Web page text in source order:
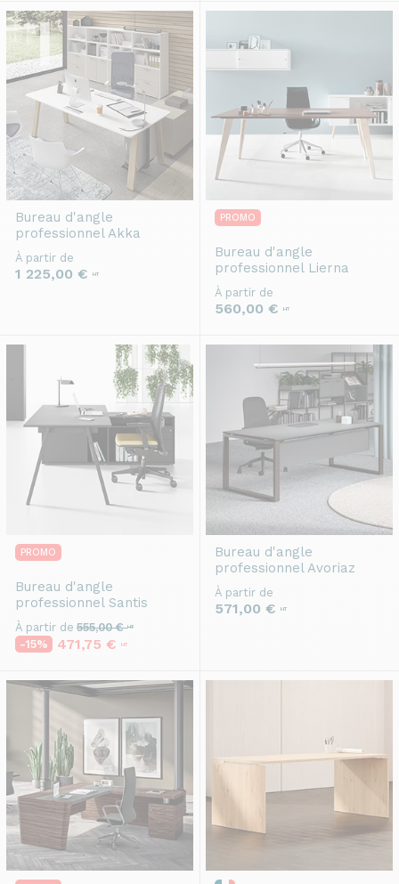
Bureau d'angle
professionnelAkka
À partir de
1 225,00 € HT
PROMO
Bureau d'angle
professionnel Lierna
À partir de
560,00 € HT
PROMO
Bureau d'angle
professionnel Santis
À partir de 555,00 €HT
-15% 471,75 € HT
Bureau d'angle
professionnelAvoriaz
À partir de
571,00 € HT